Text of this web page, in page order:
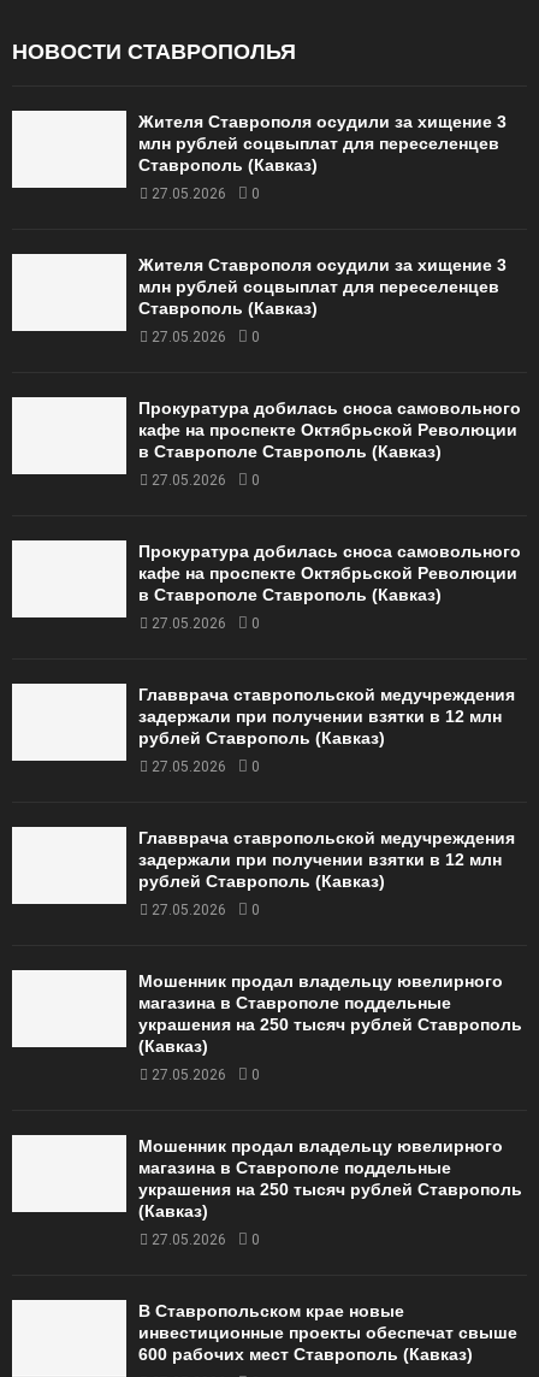
НОВОСТИ СТАВРОПОЛЬЯ
Жителя Ставрополя осудили за хищение 3
млн рублей соцвыплат для переселенцев
Ставрополь (Кавказ)
27.05.2026 0
Жителя Ставрополя осудили за хищение 3
млн рублей соцвыплат для переселенцев
Ставрополь (Кавказ)
27.05.2026 0
Прокуратура добилась сноса самовольного
кафе на проспекте Октябрьской Революции
в Ставрополе Ставрополь (Кавказ)
27.05.2026 0
Прокуратура добилась сноса самовольного
кафе на проспекте Октябрьской Революции
в Ставрополе Ставрополь (Кавказ)
27.05.2026 0
Главврача ставропольской медучреждения
задержали при получении взятки в 12 млн
рублей Ставрополь (Кавказ)
27.05.2026 0
Главврача ставропольской медучреждения
задержали при получении взятки в 12 млн
рублей Ставрополь (Кавказ)
27.05.2026 0
Мошенник продал владельцу ювелирного
магазина в Ставрополе поддельные
украшения на 250 тысяч рублей Ставрополь
(Кавказ)
27.05.2026 0
Мошенник продал владельцу ювелирного
магазина в Ставрополе поддельные
украшения на 250 тысяч рублей Ставрополь
(Кавказ)
27.05.2026 0
В Ставропольском крае новые
инвестиционные проекты обеспечат свыше
600 рабочих мест Ставрополь (Кавказ)